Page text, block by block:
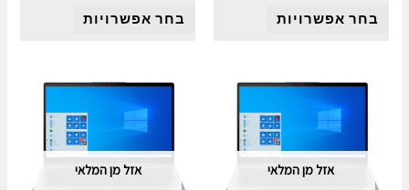
בחר אפשרויות בחר אפשרויות
אזל מן המלאי אזל מן המלאי